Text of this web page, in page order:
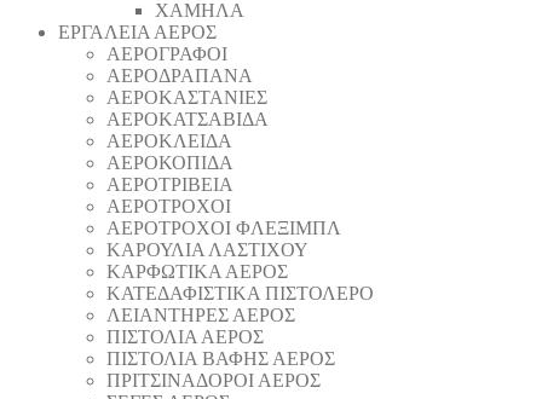
ΧΑΜΗΛΑ
ΕΡΓΑΛΕΙΑ ΑΕΡΟΣ
ΑΕΡΟΓΡΑΦΟΙ
ΑΕΡΟΔΡΑΠΑΝA
ΑΕΡΟΚΑΣΤΑΝΙΕΣ
ΑΕΡΟΚΑΤΣΑΒΙΔΑ
ΑΕΡΟΚΛΕΙΔΑ
ΑΕΡΟΚΟΠΙΔΑ
ΑΕΡΟΤΡΙΒΕΙΑ
ΑΕΡΟΤΡΟΧΟΙ
ΑΕΡΟΤΡΟΧΟΙ ΦΛΕΞΙΜΠΛ
ΚΑΡΟΥΛΙΑ ΛΑΣΤΙΧΟΥ
ΚΑΡΦΩΤΙΚΑ ΑΕΡΟΣ
ΚΑΤΕΔΑΦΙΣΤΙΚΑ ΠΙΣΤΟΛΕΡΟ
ΛΕΙΑΝΤΗΡΕΣ ΑΕΡΟΣ
ΠΙΣΤΟΛΙΑ ΑΕΡΟΣ
ΠΙΣΤΟΛΙΑ ΒΑΦΗΣ ΑΕΡΟΣ
ΠΡΙΤΣΙΝΑΔΟΡΟΙ ΑΕΡΟΣ